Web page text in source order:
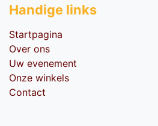
Handige li​nks
Startpagina
Over ons
Uw evenement
Onze winkels
Contact